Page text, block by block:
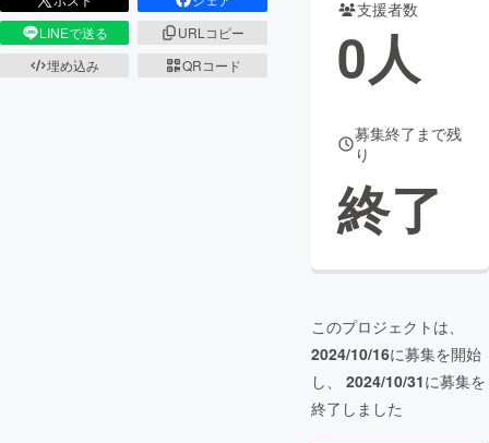
まちづくり・地域活性化
CAMPFIRE Creation
LINEで送る
URLコピー
埋め込み
QRコード
支援者数
0人
募集終了まで残
り
終了
このプロジェクトは、
2024/10/16に募集を開始
し、 2024/10/31に募集を
終了しました